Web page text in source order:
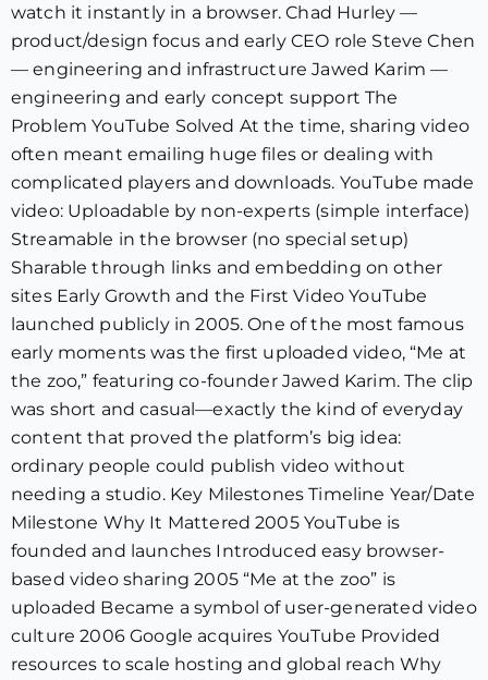
watch it instantly in a browser. Chad Hurley —
product/design focus and early CEO role Steve Chen
— engineering and infrastructure Jawed Karim —
engineering and early concept support The
Problem YouTube Solved At the time, sharing video
often meant emailing huge files or dealing with
complicated players and downloads. YouTube made
video: Uploadable by non-experts (simple interface)
Streamable in the browser (no special setup)
Sharable through links and embedding on other
sites Early Growth and the First Video YouTube
launched publicly in 2005. One of the most famous
early moments was the first uploaded video, “Me at
the zoo,” featuring co-founder Jawed Karim. The clip
was short and casual—exactly the kind of everyday
content that proved the platform’s big idea:
ordinary people could publish video without
needing a studio. Key Milestones Timeline Year/Date
Milestone Why It Mattered 2005 YouTube is
founded and launches Introduced easy browser-
based video sharing 2005 “Me at the zoo” is
uploaded Became a symbol of user-generated video
culture 2006 Google acquires YouTube Provided
resources to scale hosting and global reach Why